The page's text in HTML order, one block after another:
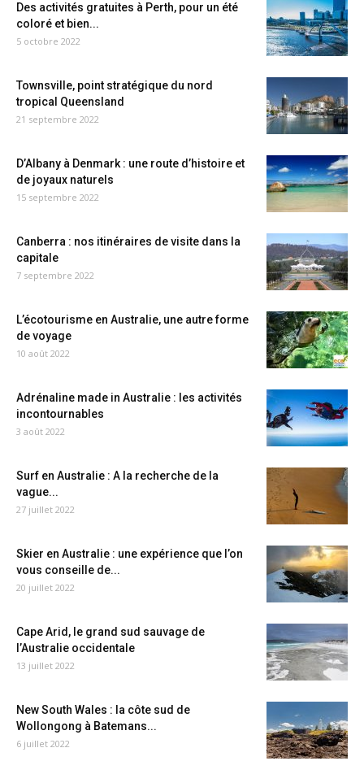
Des activités gratuites à Perth, pour un été
coloré et bien...
5 octobre 2022
Townsville, point stratégique du nord
tropical Queensland
21 septembre 2022
D’Albany à Denmark : une route d’histoire et
de joyaux naturels
15 septembre 2022
Canberra : nos itinéraires de visite dans la
capitale
7 septembre 2022
L’écotourisme en Australie, une autre forme
de voyage
10 août 2022
Adrénaline made in Australie : les activités
incontournables
3 août 2022
Surf en Australie : A la recherche de la
vague...
27 juillet 2022
Skier en Australie : une expérience que l’on
vous conseille de...
20 juillet 2022
Cape Arid, le grand sud sauvage de
l’Australie occidentale
13 juillet 2022
New South Wales : la côte sud de
Wollongong à Batemans...
6 juillet 2022